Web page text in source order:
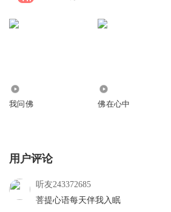
我问佛 佛在心中
用户评论
听友243372685
菩提心语每天伴我入眠